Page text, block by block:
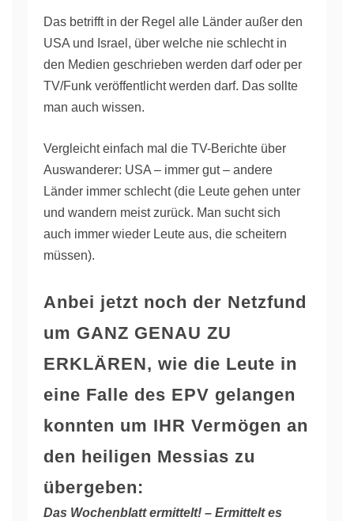
Das betrifft in der Regel alle Länder außer den
USA und Israel, über welche nie schlecht in
den Medien geschrieben werden darf oder per
TV/Funk veröffentlicht werden darf. Das sollte
man auch wissen.
Vergleicht einfach mal die TV-Berichte über
Auswanderer: USA – immer gut – andere
Länder immer schlecht (die Leute gehen unter
und wandern meist zurück. Man sucht sich
auch immer wieder Leute aus, die scheitern
müssen).
Anbei jetzt noch der Netzfund
um GANZ GENAU ZU
ERKLÄREN, wie die Leute in
eine Falle des EPV gelangen
konnten um IHR Vermögen an
den heiligen Messias zu
übergeben:
Das Wochenblatt ermittelt! – Ermittelt es